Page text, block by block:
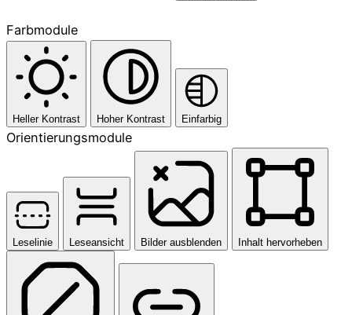
Farbmodule
Heller Kontrast Hoher Kontrast Einfarbig
Orientierungsmodule
Leselinie Leseansicht Bilder ausblenden Inhalt hervorheben